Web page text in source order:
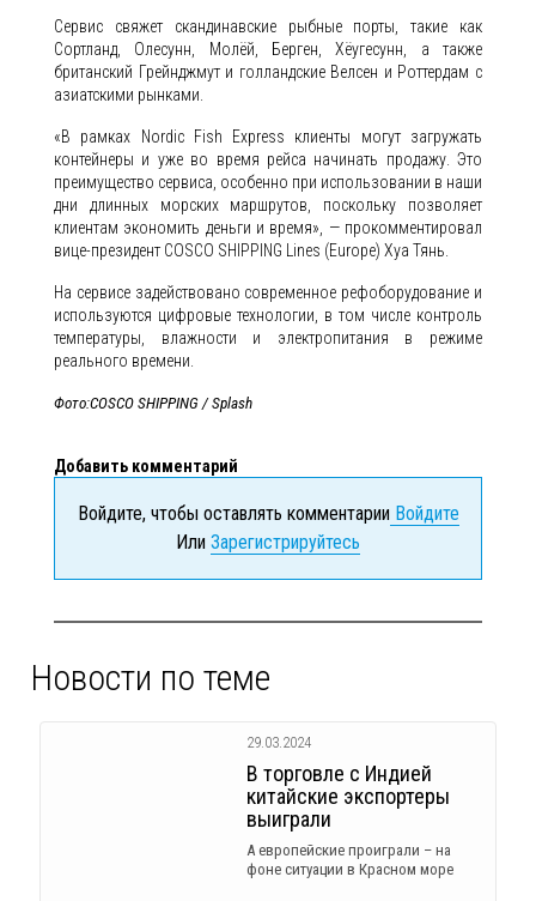
Сервис свяжет скандинавские рыбные порты, такие как
Сортланд, Олесунн, Молёй, Берген, Хёугесунн, а также
британский Грейнджмут и голландские Велсен и Роттердам с
азиатскими рынками.
«В рамках Nordic Fish Express клиенты могут загружать
контейнеры и уже во время рейса начинать продажу. Это
преимущество сервиса, особенно при использовании в наши
дни длинных морских маршрутов, поскольку позволяет
клиентам экономить деньги и время», — прокомментировал
вице-президент COSCO SHIPPING Lines (Europe) Хуа Тянь.
На сервисе задействовано современное рефоборудование и
используются цифровые технологии, в том числе контроль
температуры, влажности и электропитания в режиме
реального времени.
Фото:COSCO SHIPPING / Splash
Добавить комментарий
Войдите, чтобы оставлять комментарииВойдите
Или Зарегистрируйтесь
Новости по теме
29.03.2024
В торговле с Индией
китайские экспортеры
выиграли
А европейские проиграли – на
фоне ситуации в Красном море